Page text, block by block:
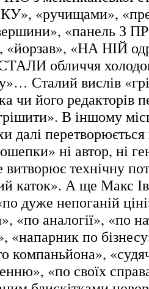
«ручищами»,
«панель З
«НА НІЙ
обличчя
Сталий вислів
чи його редакторів
В іншому
далі
ні автор, ні
витворює технічну
каток». А ще Макс
дуже непоганій
«по аналогії», «по
«напарник по
компаньйона»,
«по своїх